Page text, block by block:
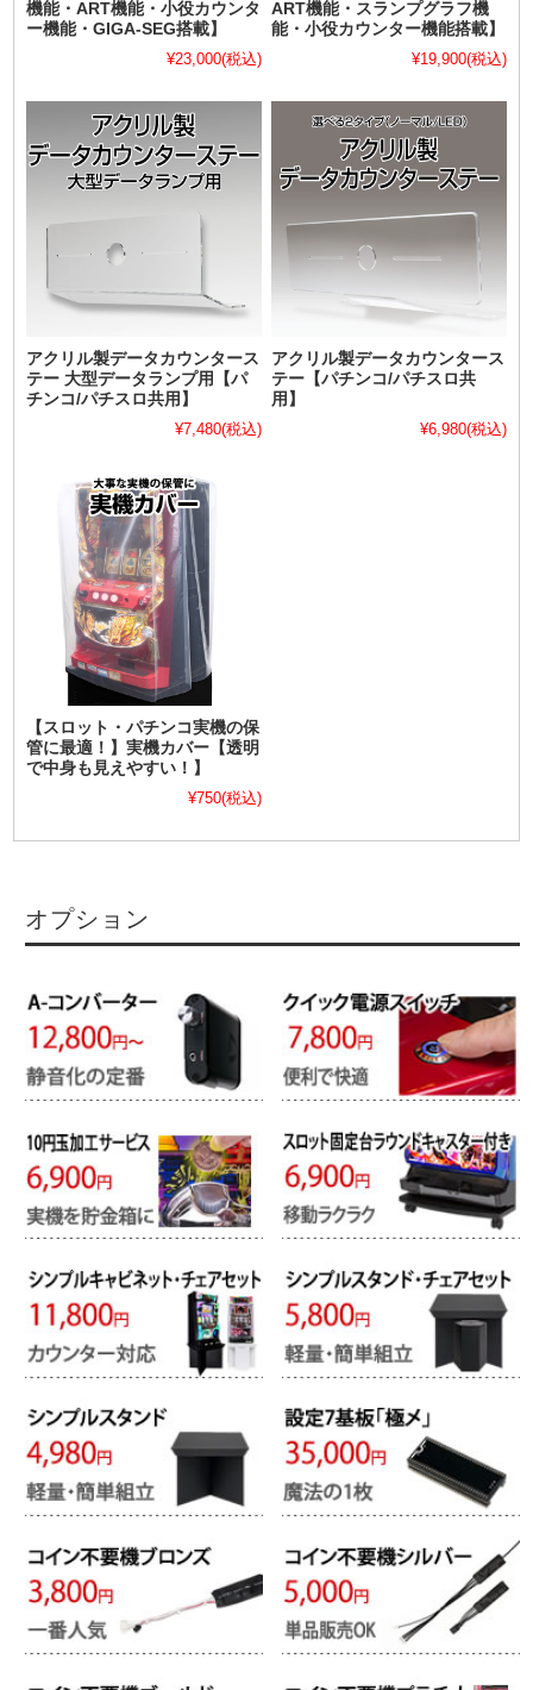
機能・ART機能・小役カウンタ
ー機能・GIGA-SEG搭載】
¥23,000(税込)
ART機能・スランプグラフ機
能・小役カウンター機能搭載】
¥19,900(税込)
アクリル製データカウンタース
テー 大型データランプ用【パ
チンコ/パチスロ共用】
¥7,480(税込)
アクリル製データカウンタース
テー【パチンコ/パチスロ共
用】
¥6,980(税込)
【スロット・パチンコ実機の保
管に最適！】実機カバー【透明
で中身も見えやすい！】
¥750(税込)
オプション